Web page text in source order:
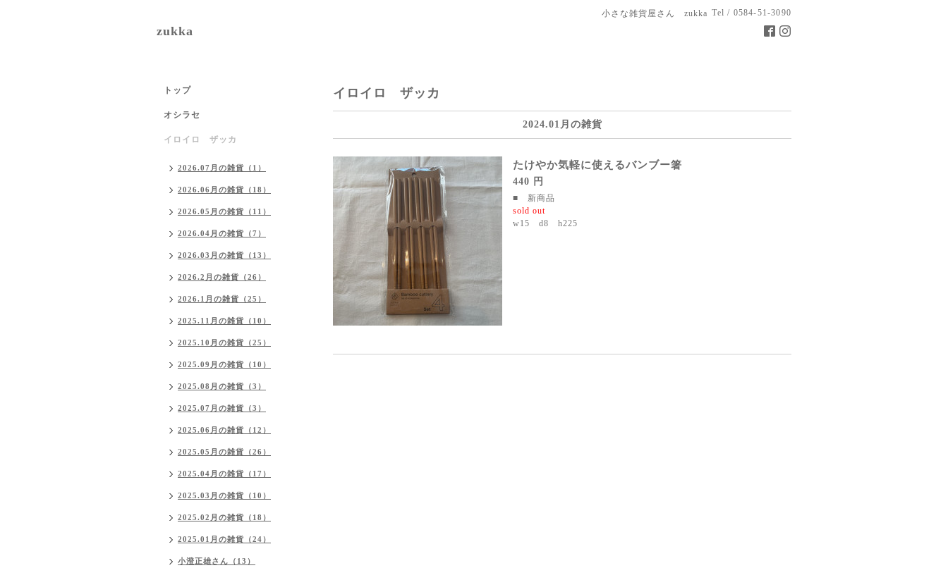
小さな雑貨屋さん zukka Tel / 0584-51-3090
zukka
イロイロ ザッカ
2024.01月の雑貨
たけやか気軽に使えるバンブー箸
440 円
■ 新商品
sold out
w15 d8 h225
トップ
オシラセ
イロイロ ザッカ
2026.07月の雑貨（1）
2026.06月の雑貨（18）
2026.05月の雑貨（11）
2026.04月の雑貨（7）
2026.03月の雑貨（13）
2026.2月の雑貨（26）
2026.1月の雑貨（25）
2025.11月の雑貨（10）
2025.10月の雑貨（25）
2025.09月の雑貨（10）
2025.08月の雑貨（3）
2025.07月の雑貨（3）
2025.06月の雑貨（12）
2025.05月の雑貨（26）
2025.04月の雑貨（17）
2025.03月の雑貨（10）
2025.02月の雑貨（18）
2025.01月の雑貨（24）
小澄正雄さん（13）